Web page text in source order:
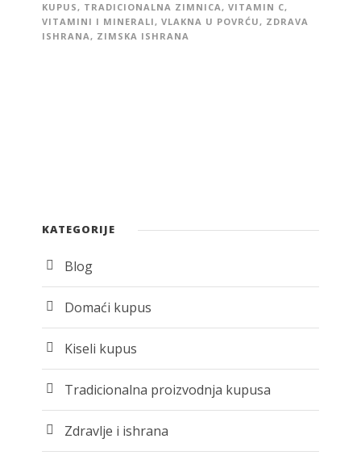
KUPUS, TRADICIONALNA ZIMNICA, VITAMIN C,
VITAMINI I MINERALI, VLAKNA U POVRĆU, ZDRAVA
ISHRANA, ZIMSKA ISHRANA
KATEGORIJE
Blog
Domaći kupus
Kiseli kupus
Tradicionalna proizvodnja kupusa
Zdravlje i ishrana